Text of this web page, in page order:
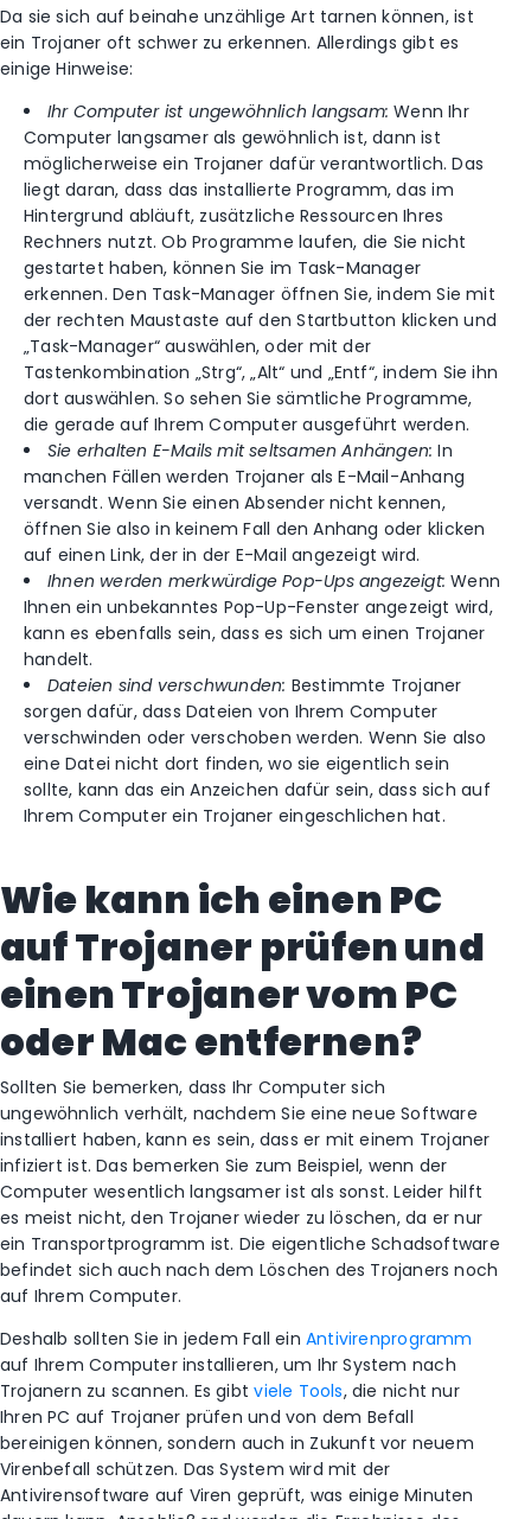
Da sie sich auf beinahe unzählige Art tarnen können, ist
ein Trojaner oft schwer zu erkennen. Allerdings gibt es
einige Hinweise:
Ihr Computer ist ungewöhnlich langsam:Wenn Ihr
Computer langsamer als gewöhnlich ist, dann ist
möglicherweise ein Trojaner dafür verantwortlich. Das
liegt daran, dass das installierte Programm, das im
Hintergrund abläuft, zusätzliche Ressourcen Ihres
Rechners nutzt. Ob Programme laufen, die Sie nicht
gestartet haben, können Sie im Task-Manager
erkennen. Den Task-Manager öffnen Sie, indem Sie mit
der rechten Maustaste auf den Startbutton klicken und
„Task-Manager“ auswählen, oder mit der
Tastenkombination „Strg“, „Alt“ und „Entf“, indem Sie ihn
dort auswählen. So sehen Sie sämtliche Programme,
die gerade auf Ihrem Computer ausgeführt werden.
Sie erhalten E-Mails mit seltsamen Anhängen: In
manchen Fällen werden Trojaner als E-Mail-Anhang
versandt. Wenn Sie einen Absender nicht kennen,
öffnen Sie also in keinem Fall den Anhang oder klicken
auf einen Link, der in der E-Mail angezeigt wird.
Ihnen werden merkwürdige Pop-Ups angezeigt: Wenn
Ihnen ein unbekanntes Pop-Up-Fenster angezeigt wird,
kann es ebenfalls sein, dass es sich um einen Trojaner
handelt.
Dateien sind verschwunden: Bestimmte Trojaner
sorgen dafür, dass Dateien von Ihrem Computer
verschwinden oder verschoben werden. Wenn Sie also
eine Datei nicht dort finden, wo sie eigentlich sein
sollte, kann das ein Anzeichen dafür sein, dass sich auf
Ihrem Computer ein Trojaner eingeschlichen hat.
Wie kann ich einen PC
auf Trojaner prüfen und
einen Trojaner vom PC
oder Mac entfernen?
Sollten Sie bemerken, dass Ihr Computer sich
ungewöhnlich verhält, nachdem Sie eine neue Software
installiert haben, kann es sein, dass er mit einem Trojaner
infiziert ist. Das bemerken Sie zum Beispiel, wenn der
Computer wesentlich langsamer ist als sonst. Leider hilft
es meist nicht, den Trojaner wieder zu löschen, da er nur
ein Transportprogramm ist. Die eigentliche Schadsoftware
befindet sich auch nach dem Löschen des Trojaners noch
auf Ihrem Computer.
Deshalb sollten Sie in jedem Fall ein Antivirenprogramm
auf Ihrem Computer installieren, um Ihr System nach
Trojanern zu scannen. Es gibtviele Tools, die nicht nur
Ihren PC auf Trojaner prüfen und von dem Befall
bereinigen können, sondern auch in Zukunft vor neuem
Virenbefall schützen. Das System wird mit der
Antivirensoftware auf Viren geprüft, was einige Minuten